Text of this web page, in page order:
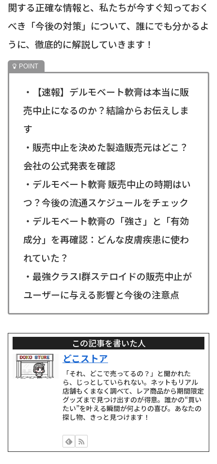
関する正確な情報と、私たちが今すぐ知っておく
べき「今後の対策」について、誰にでも分かるよ
うに、徹底的に解説していきます！
・【速報】デルモベート軟膏は本当に販
売中止になるのか？結論からお伝えしま
す
・販売中止を決めた製造販売元はどこ？
会社の公式発表を確認
・デルモベート軟膏 販売中止の時期はい
つ？今後の流通スケジュールをチェック
・デルモベート軟膏の「強さ」と「有効
成分」を再確認：どんな皮膚疾患に使わ
れていた？
・最強クラスI群ステロイドの販売中止が
ユーザーに与える影響と今後の注意点
この記事を書いた人
どこストア
「それ、どこで売ってるの？」と聞かれた
ら、じっとしていられない。ネットもリアル
店舗もくまなく調べて、レア商品から期間限定
グッズまで見つけ出すのが得意。誰かの“買い
たい”を叶える瞬間が何よりの喜び。あなたの
探し物、きっと見つけます！